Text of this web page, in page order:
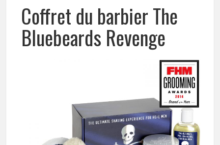
Coffret du barbier The
Bluebeards Revenge